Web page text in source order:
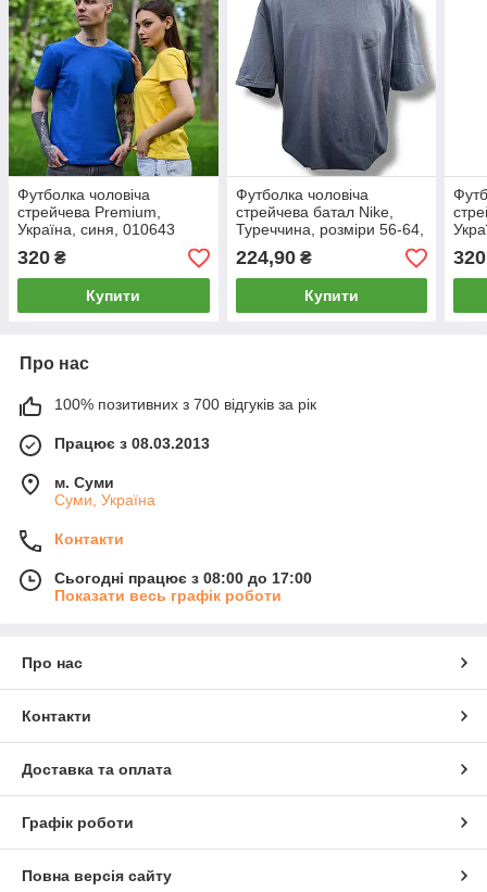
Футболка чоловіча
стрейчева Premium,
Україна, синя, 010643
320 ₴
Купити
Футболка чоловіча
стрейчева батал Nike,
Туреччина, розміри 56-64,
графіт, 011886
224,90₴
Купити
320
Про нас
100% позитивних з 700 відгуків за рік
Працює з 08.03.2013
м. Суми
Суми, Україна
Контакти
Сьогодні працює з 08:00 до 17:00
Показати весь графік роботи
Про нас
Контакти
Доставка та оплата
Графік роботи
Повна версія сайту